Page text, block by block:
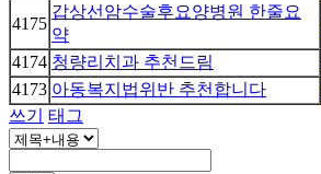
4175
갑상선암수술후요양병원 한줄요
약
4174 청량리치과 추천드림
4173 아동복지법위반 추천합니다
쓰기
태그